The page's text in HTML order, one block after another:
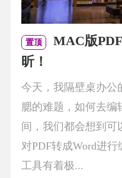
置顶
MAC版
昕！
今天，我隔壁桌办公
腮的难题，如何去编
间，我们都会想到可
对PDF转成Word进
工具有着极...